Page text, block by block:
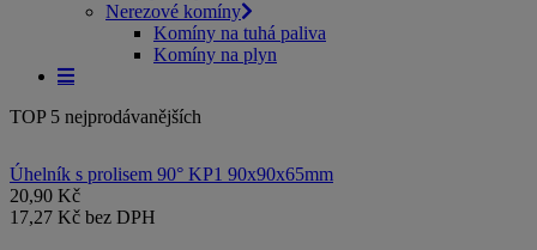
Nerezové komíny
Komíny na tuhá paliva
Komíny na plyn
TOP 5 nejprodávanějších
Úhelník s prolisem 90° KP1 90x90x65mm
20,90 Kč
17,27 Kč bez DPH